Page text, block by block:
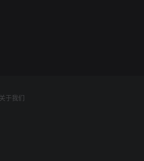
关于我们